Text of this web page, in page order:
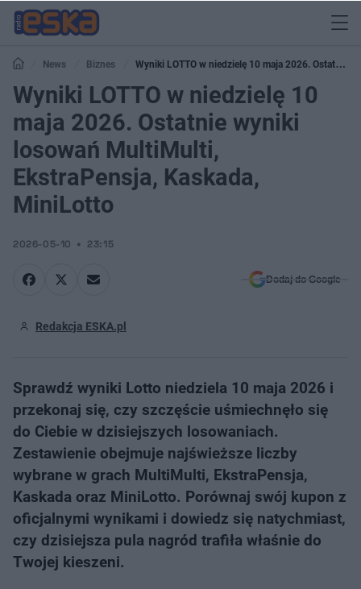
News Biznes
Wyniki LOTTO w niedzielę 10 maja 2026. Ostatnie
wyniki losowań MultiMulti, EkstraPensja, Kaskada, MiniLotto
Wyniki LOTTO w niedzielę 10
maja 2026. Ostatnie wyniki
losowań MultiMulti,
EkstraPensja, Kaskada,
MiniLotto
2026-05-10 23:15
Dodaj do Google
Redakcja ESKA.pl
Sprawdź wyniki Lotto niedziela 10 maja 2026 i
przekonaj się, czy szczęście uśmiechnęło się
do Ciebie w dzisiejszych losowaniach.
Zestawienie obejmuje najświeższe liczby
wybrane w grach MultiMulti, EkstraPensja,
Kaskada oraz MiniLotto. Porównaj swój kupon z
oficjalnymi wynikami i dowiedz się natychmiast,
czy dzisiejsza pula nagród trafiła właśnie do
Twojej kieszeni.